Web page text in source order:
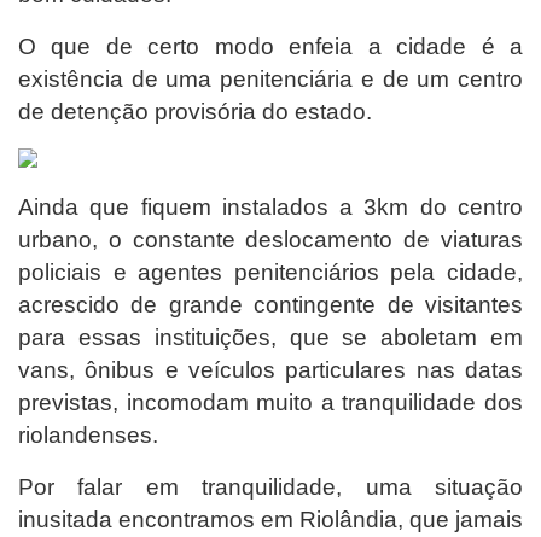
O que de certo modo enfeia a cidade é a
existência de uma penitenciária e de um centro
de detenção provisória do estado.
Ainda que fiquem instalados a 3km do centro
urbano, o constante deslocamento de viaturas
policiais e agentes penitenciários pela cidade,
acrescido de grande contingente de visitantes
para essas instituições, que se aboletam em
vans, ônibus e veículos particulares nas datas
previstas, incomodam muito a tranquilidade dos
riolandenses.
Por falar em tranquilidade, uma situação
inusitada encontramos em Riolândia, que jamais